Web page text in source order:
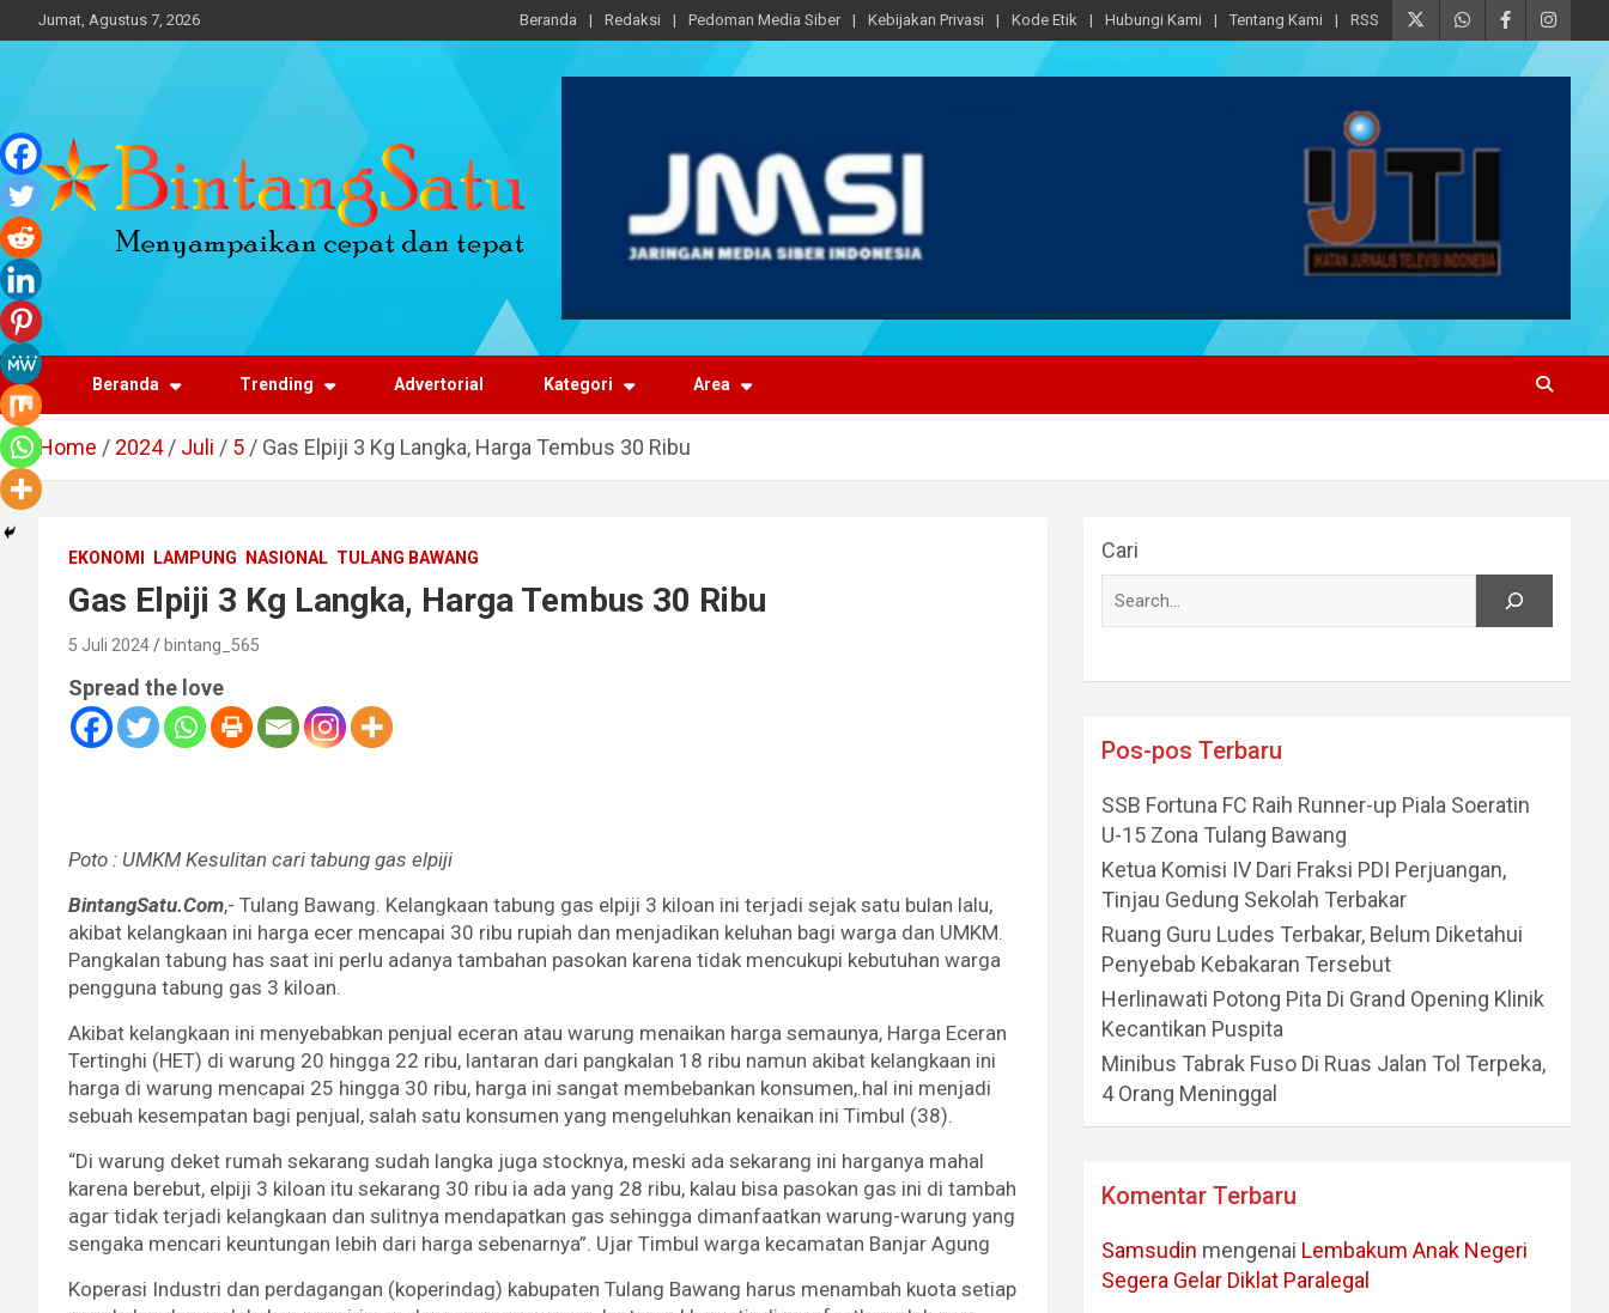
to
Jumat, Agustus 7, 2026 Beranda Redaksi Pedoman Media Siber Kebijakan Privasi Kode Etik Hubungi Kami Tentang Kami RSS
Portal Berita Nasional
dan Regional
Beranda Trending Advertorial Kategori Area
Home 2024 Juli 5 Gas Elpiji 3 Kg Langka, Harga Tembus 30 Ribu
EKONOMI LAMPUNG NASIONAL TULANG BAWANG
Gas Elpiji 3 Kg Langka, Harga Tembus 30 Ribu
5 Juli 2024 bintang_565
Spread the love
Poto : UMKM Kesulitan cari tabung gas elpiji
BintangSatu.Com,- Tulang Bawang. Kelangkaan tabung gas elpiji 3 kiloan ini terjadi sejak satu bulan lalu,
akibat kelangkaan ini harga ecer mencapai 30 ribu rupiah dan menjadikan keluhan bagi warga dan UMKM.
Pangkalan tabung has saat ini perlu adanya tambahan pasokan karena tidak mencukupi kebutuhan warga
pengguna tabung gas 3 kiloan.
Akibat kelangkaan ini menyebabkan penjual eceran atau warung menaikan harga semaunya, Harga Eceran
Tertinghi (HET) di warung 20 hingga 22 ribu, lantaran dari pangkalan 18 ribu namun akibat kelangkaan ini
harga di warung mencapai 25 hingga 30 ribu, harga ini sangat membebankan konsumen,.hal ini menjadi
sebuah kesempatan bagi penjual, salah satu konsumen yang mengeluhkan kenaikan ini Timbul (38).
“Di warung deket rumah sekarang sudah langka juga stocknya, meski ada sekarang ini harganya mahal
karena berebut, elpiji 3 kiloan itu sekarang 30 ribu ia ada yang 28 ribu, kalau bisa pasokan gas ini di tambah
agar tidak terjadi kelangkaan dan sulitnya mendapatkan gas sehingga dimanfaatkan warung-warung yang
sengaka mencari keuntungan lebih dari harga sebenarnya”. Ujar Timbul warga kecamatan Banjar Agung
Koperasi Industri dan perdagangan (koperindag) kabupaten Tulang Bawang harus menambah kuota setiap
Cari
Pos-pos Terbaru
SSB Fortuna FC Raih Runner-up Piala Soeratin
U-15 Zona Tulang Bawang
Ketua Komisi IV Dari Fraksi PDI Perjuangan,
Tinjau Gedung Sekolah Terbakar
Ruang Guru Ludes Terbakar, Belum Diketahui
Penyebab Kebakaran Tersebut
Herlinawati Potong Pita Di Grand Opening Klinik
Kecantikan Puspita
Minibus Tabrak Fuso Di Ruas Jalan Tol Terpeka,
4 Orang Meninggal
Komentar Terbaru
Samsudin mengenai Lembakum Anak Negeri
Segera Gelar Diklat Paralegal